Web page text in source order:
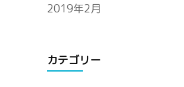
2019年2月
カテゴリー